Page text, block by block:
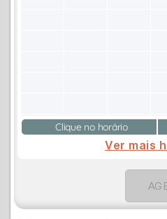
Clique no horário
Ver mais